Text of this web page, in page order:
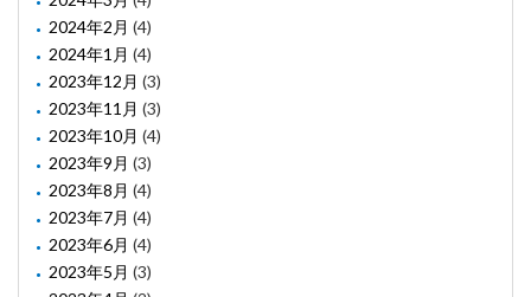
2024年2月 (4)
2024年1月 (4)
2023年12月 (3)
2023年11月 (3)
2023年10月 (4)
2023年9月 (3)
2023年8月 (4)
2023年7月 (4)
2023年6月 (4)
2023年5月 (3)